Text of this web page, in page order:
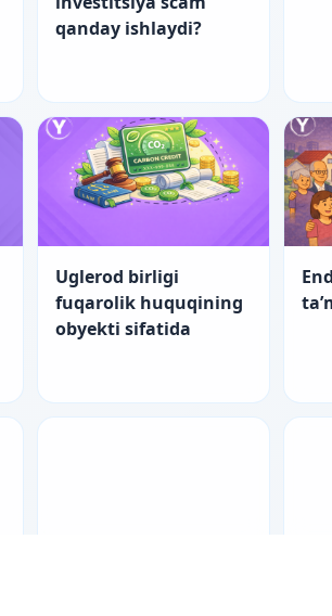
qanday ishlaydi?
Uglerod birligi
fuqarolik huquqining
obyekti sifatida